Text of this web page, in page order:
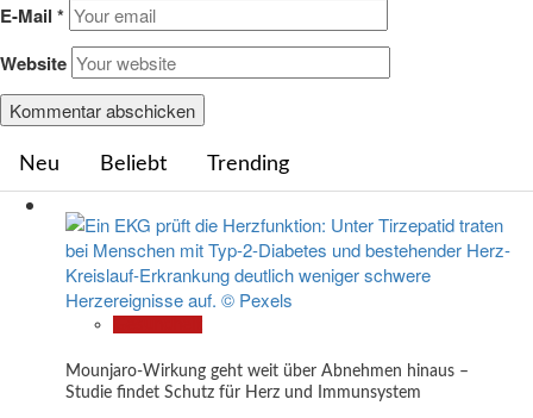
E-Mail *
Website
Neu Beliebt Trending
Mounjaro-Wirkung geht weit über Abnehmen hinaus –
Studie findet Schutz für Herz und Immunsystem